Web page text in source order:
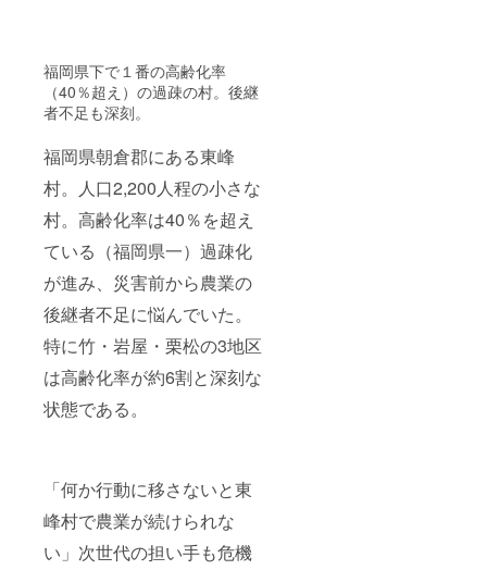
福岡県下で１番の高齢化率
（40％超え）の過疎の村。後継
者不足も深刻。
福岡県朝倉郡にある東峰
村。人口2,200人程の小さな
村。高齢化率は40％を超え
ている（福岡県一）過疎化
が進み、災害前から農業の
後継者不足に悩んでいた。
特に竹・岩屋・栗松の3地区
は高齢化率が約6割と深刻な
状態である。
「何か行動に移さないと東
峰村で農業が続けられな
い」次世代の担い手も危機